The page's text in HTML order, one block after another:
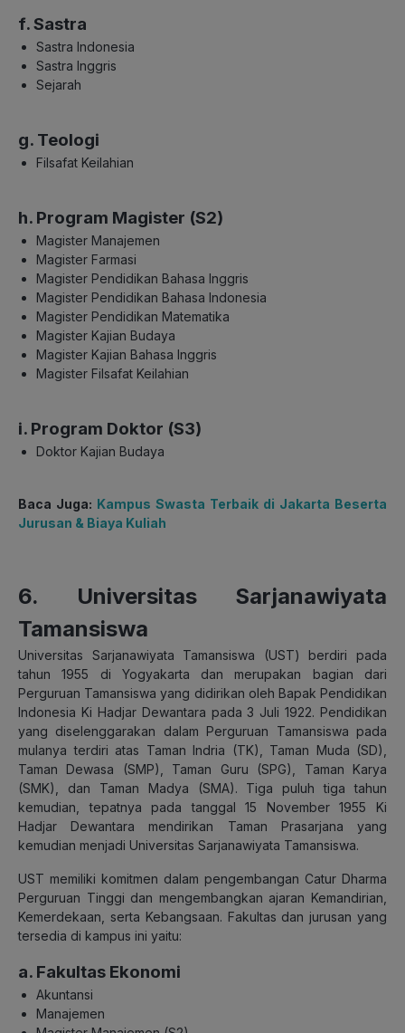
f. Sastra
Sastra Indonesia
Sastra Inggris
Sejarah
g. Teologi
Filsafat Keilahian
h. Program Magister (S2)
Magister Manajemen
Magister Farmasi
Magister Pendidikan Bahasa Inggris
Magister Pendidikan Bahasa Indonesia
Magister Pendidikan Matematika
Magister Kajian Budaya
Magister Kajian Bahasa Inggris
Magister Filsafat Keilahian
i. Program Doktor (S3)
Doktor Kajian Budaya
Baca Juga: Kampus Swasta Terbaik di Jakarta Beserta
Jurusan & Biaya Kuliah
6. Universitas Sarjanawiyata
Tamansiswa
Universitas Sarjanawiyata Tamansiswa (UST) berdiri pada
tahun 1955 di Yogyakarta dan merupakan bagian dari
Perguruan Tamansiswa yang didirikan oleh Bapak Pendidikan
Indonesia Ki Hadjar Dewantara pada 3 Juli 1922. Pendidikan
yang diselenggarakan dalam Perguruan Tamansiswa pada
mulanya terdiri atas Taman Indria (TK), Taman Muda (SD),
Taman Dewasa (SMP), Taman Guru (SPG), Taman Karya
(SMK), dan Taman Madya (SMA). Tiga puluh tiga tahun
kemudian, tepatnya pada tanggal 15 November 1955 Ki
Hadjar Dewantara mendirikan Taman Prasarjana yang
kemudian menjadi Universitas Sarjanawiyata Tamansiswa.
UST memiliki komitmen dalam pengembangan Catur Dharma
Perguruan Tinggi dan mengembangkan ajaran Kemandirian,
Kemerdekaan, serta Kebangsaan. Fakultas dan jurusan yang
tersedia di kampus ini yaitu:
a. Fakultas Ekonomi
Akuntansi
Manajemen